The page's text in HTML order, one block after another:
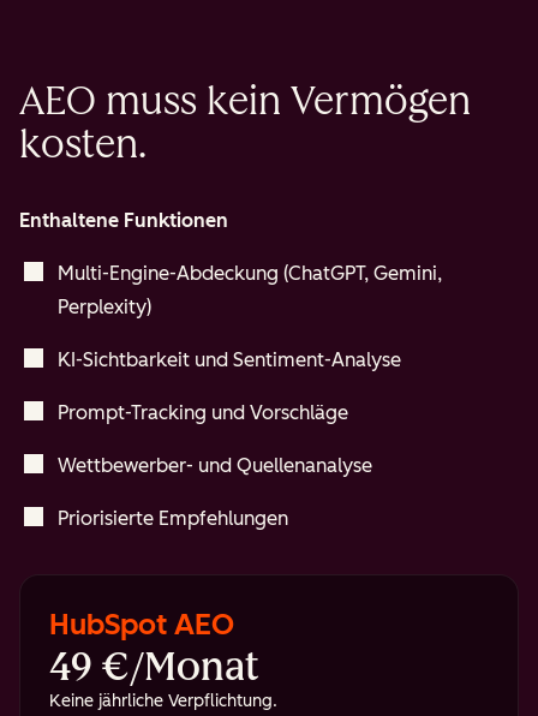
AEO muss kein Vermögen
kosten.
Enthaltene Funktionen
Multi-Engine-Abdeckung (ChatGPT, Gemini,
Perplexity)
KI-Sichtbarkeit und Sentiment-Analyse
Prompt-Tracking und Vorschläge
Wettbewerber- und Quellenanalyse
Priorisierte Empfehlungen
HubSpot AEO
49 €/Monat
Keine jährliche Verpflichtung.